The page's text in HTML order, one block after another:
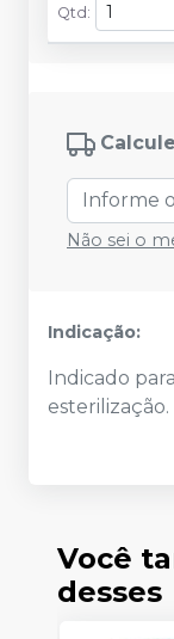
Qtd :
Não sei o
Indicação:
Indicado
esterilização.
Você
desses